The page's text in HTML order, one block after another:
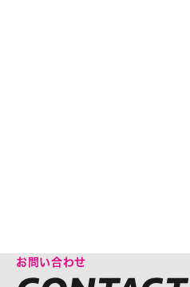
お問い合わせ